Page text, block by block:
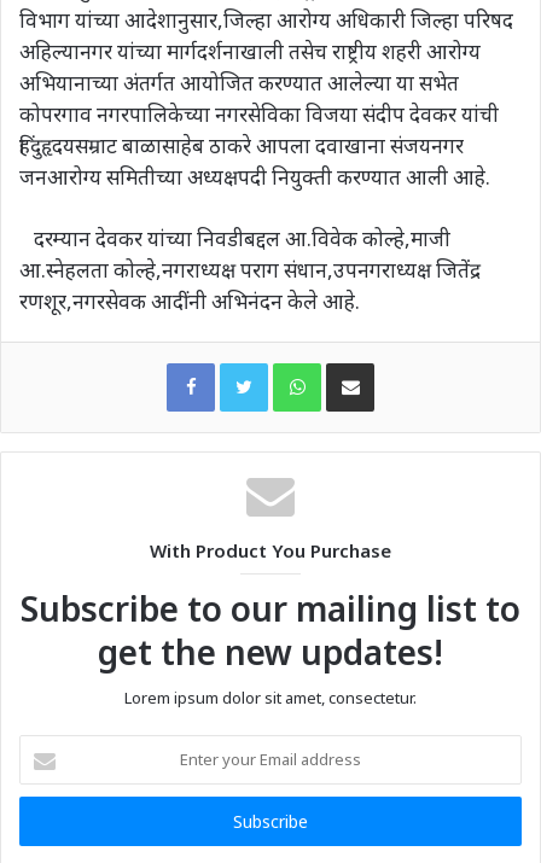
विभाग यांच्या आदेशानुसार,जिल्हा आरोग्य अधिकारी जिल्हा परिषद
अहिल्यानगर यांच्या मार्गदर्शनाखाली तसेच राष्ट्रीय शहरी आरोग्य
अभियानाच्या अंतर्गत आयोजित करण्यात आलेल्या या सभेत
कोपरगाव नगरपालिकेच्या नगरसेविका विजया संदीप देवकर यांची
हिंदुहृदयसम्राट बाळासाहेब ठाकरे आपला दवाखाना संजयनगर
जनआरोग्य समितीच्या अध्यक्षपदी नियुक्ती करण्यात आली आहे.
दरम्यान देवकर यांच्या निवडीबद्दल आ.विवेक कोल्हे,माजी
आ.स्नेहलता कोल्हे,नगराध्यक्ष पराग संधान,उपनगराध्यक्ष जितेंद्र
रणशूर,नगरसेवक आदींनी अभिनंदन केले आहे.
WhatsAppShare via Email
With Product You Purchase
Subscribe to our mailing list to
get the new updates!
Lorem ipsum dolor sit amet, consectetur.
your
Email